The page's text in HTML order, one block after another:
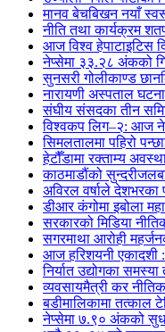
मानव बेचबिखन नयाँ
नीति तथा कार्यक्रम
आज विश्व हेपाटाइटिस
नेप्सेमा ३३.२८ अंकको
सुनसरी गोलीकाण्ड
नारायणी अस्पताल
संघीय संसदका तीन
विश्वकप लिग–२: आज
सिमलतालमा पहिरो
हेटौँडामा रक्ताम्य
काठमाडौंको
अविरल वर्षाले देशभरका
डीआर कंगोमा इबोला
सरकारको मिडिया
सगरमाथा आरोही
आज हरिशयनी एकादशी :
निर्यात उद्योगका
व्यवसायमैत्री कर
बडीमालिकामा तत्काल
नेप्सेमा ७.९० अंकको